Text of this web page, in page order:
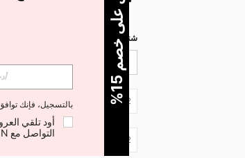
شتركي مع شي إن لتصلك أخبار الموضة
JO + 962
JO + 962
ح
ص
ل
ع
ل
ى
خ
ص
م
1
5
بالتسجيل، فإنك
التواصل مع SHEIN لإلغاء الاشتراك في أي وقت.